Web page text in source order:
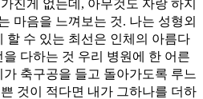
진게 없는데, 아무것도 자랑 하지
마음을 느껴보는 것. 나는 성형외
할 수 있는 최선은 인체의 아름다
다하는 것 우리 병원에 한 어른
축구공을 들고 돌아가도록 루느
것이 적다면 내가 그하나를 더하